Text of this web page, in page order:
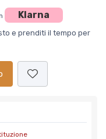
Klarna
e prenditi il tempo per